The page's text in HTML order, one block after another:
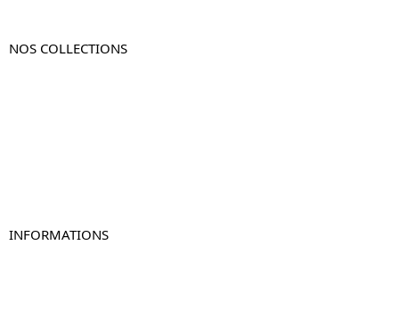
NOS COLLECTIONS
INFORMATIONS